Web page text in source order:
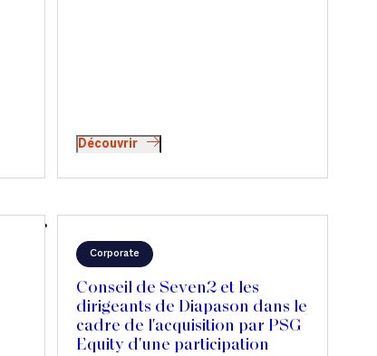
Découvrir
Corporate
Conseil de Seven2 et les
dirigeants de Diapason dans le
cadre de l'acquisition par PSG
Equity d'une participation